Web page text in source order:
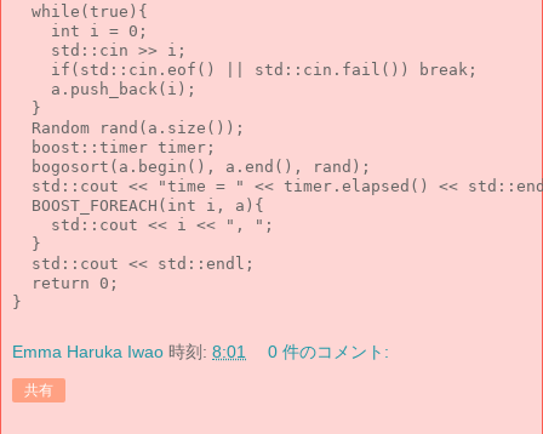
  while(true){
    int i = 0;
    std::cin >> i;
    if(std::cin.eof() || std::cin.fail()) break;
    a.push_back(i);
  }
  Random rand(a.size());
  boost::timer timer;
  bogosort(a.begin(), a.end(), rand);
std::cout << "time = " << timer.elapsed() <<
  BOOST_FOREACH(int i, a){
    std::cout << i << ", ";
  }
  std::cout << std::endl;
  return 0;
Emma Haruka Iwao 時刻: 8:01 0 件のコメント:
共有